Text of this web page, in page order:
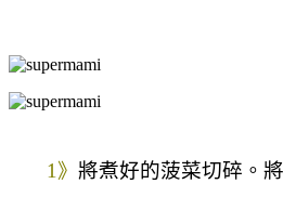
1》 將煮好的菠菜切碎。